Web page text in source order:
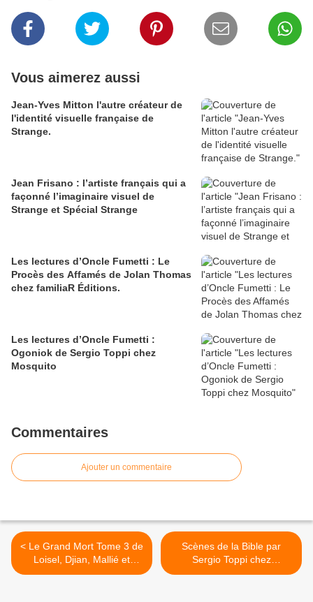
Vous aimerez aussi
Jean-Yves Mitton l'autre créateur de
l'identité visuelle française de
Strange.
Jean Frisano : l’artiste français qui a
façonné l’imaginaire visuel de
Strange et Spécial Strange
Les lectures d’Oncle Fumetti : Le
Procès des Affamés de Jolan Thomas
chez familiaR Éditions.
Les lectures d’Oncle Fumetti :
Ogoniok de Sergio Toppi chez
Mosquito
Commentaires
Ajouter un commentaire
< Le Grand Mort Tome 3 de
Loisel, Djian, Mallié et
Lapierre chez Vents
Scènes de la Bible par
Sergio Toppi chez
Mosquito... >